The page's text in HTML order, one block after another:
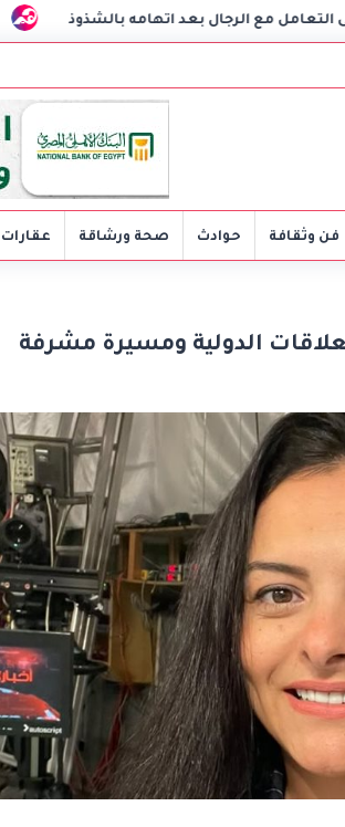
فتاة تسأل: بعد اتهامه بالشذوذ
فن وثقافة حوادث صحة ورشاقة
الدولية ومسيرة مشرفة